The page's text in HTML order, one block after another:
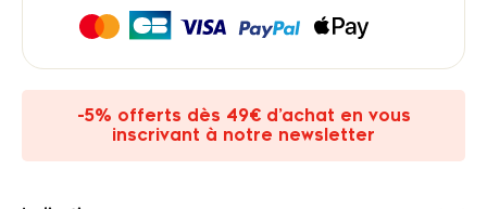
-5% offerts dès 49€ d’achat en vous
inscrivant à notre newsletter
Ajouter à ma liste d'envies ×
Créer une nouvelle liste
Créer une liste d'envies
Connexion
Vous devez être connecté pour ajouter des produits à votre
liste d'envies.